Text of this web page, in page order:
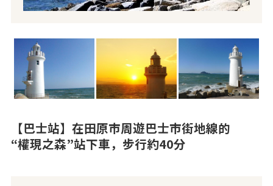
【巴士站】在田原市周遊巴士市街地線的
“權現之森”站下車，步行約40分